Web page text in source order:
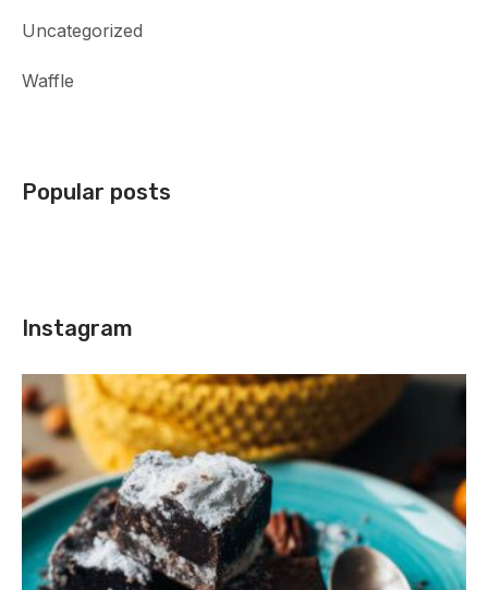
Uncategorized
Waffle
Popular posts
Instagram